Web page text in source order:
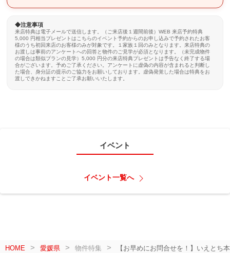
イベント
イベント一覧へ
◆注意事項
来店特典は電子メールで送信します。（ご来店後１週間前後）WEB 来店予約特典
5,000 円相当プレゼントはこちらのイベント予約からのお申し込みで予約されたお客
様のうち初回来店のお客様のみが対象です。１家族１回のみとなります。来店特典の
お渡しは事前のアンケートへの回答と物件のご見学が必須となります。（未完成物件
の場合は類似プランの見学）5,000 円分の来店特典プレゼントは予告なく終了する場
合がございます。予めご了承ください。アンケートに虚偽の内容が含まれると判断し
た場合、身分証の提示のご協力をお願いしております。虚偽発覚した場合は特典をお
渡しできかねますことご了承お願いいたします。
HOME 愛媛県 物件特集 【お早めにお問合せを！】いえとち